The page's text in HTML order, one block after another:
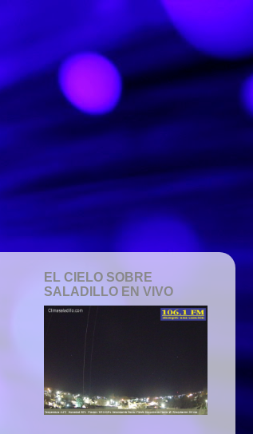
EL CIELO SOBRE
SALADILLO EN VIVO